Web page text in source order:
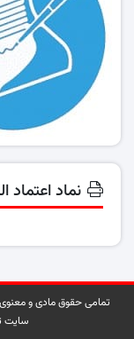
نماد اعتماد
تمامی حقوق مادی و
سایت